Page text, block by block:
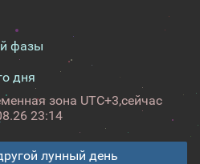
фазы
дня
зона UTC+3,сейчас
23:14
лунный день